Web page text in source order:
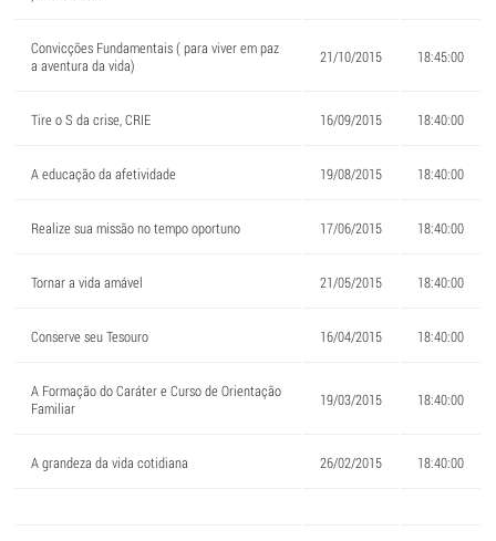
Convicções Fundamentais ( para viver em paz
a aventura da vida)
21/10/2015 18:45:00
Tire o S da crise, CRIE 16/09/2015 18:40:00
A educação da afetividade 19/08/2015 18:40:00
Realize sua missão no tempo oportuno 17/06/2015 18:40:00
Tornar a vida amável 21/05/2015 18:40:00
Conserve seu Tesouro 16/04/2015 18:40:00
A Formação do Caráter e Curso de Orientação
Familiar
19/03/2015 18:40:00
A grandeza da vida cotidiana 26/02/2015 18:40:00